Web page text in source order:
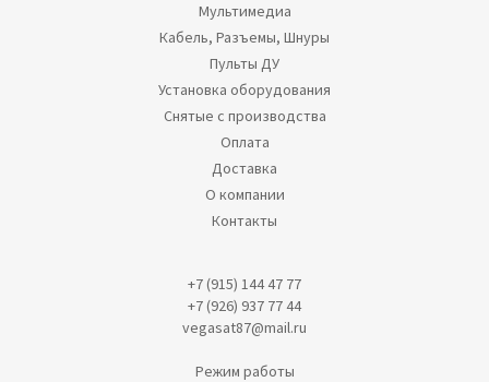
Мультимедиа
Кабель, Разъемы, Шнуры
Пульты ДУ
Установка оборудования
Снятые с производства
Оплата
Доставка
О компании
Контакты
+7 (915) 144 47 77
+7 (926) 937 77 44
vegasat87@mail.ru
Режим работы